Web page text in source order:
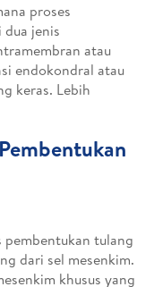
proses
jenis
atau
endokondral atau
keras. Lebih
tulang
dari sel mesenkim.
khusus yang